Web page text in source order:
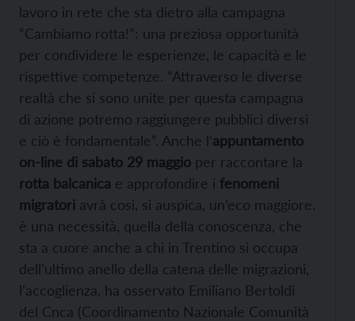
lavoro in rete che sta dietro alla campagna
“Cambiamo rotta!”: una preziosa opportunità
per condividere le esperienze, le capacità e le
rispettive competenze. “Attraverso le diverse
realtà che si sono unite per questa campagna
di azione potremo raggiungere pubblici diversi
e ciò è fondamentale”. Anche l’appuntamento
on-line di sabato 29 maggio per raccontare la
rotta balcanica e approfondire i fenomeni
migratori avrà così, si auspica, un’eco maggiore.
è una necessità, quella della conoscenza, che
sta a cuore anche a chi in Trentino si occupa
dell’ultimo anello della catena delle migrazioni,
l’accoglienza, ha osservato Emiliano Bertoldi
del Cnca (Coordinamento Nazionale Comunità